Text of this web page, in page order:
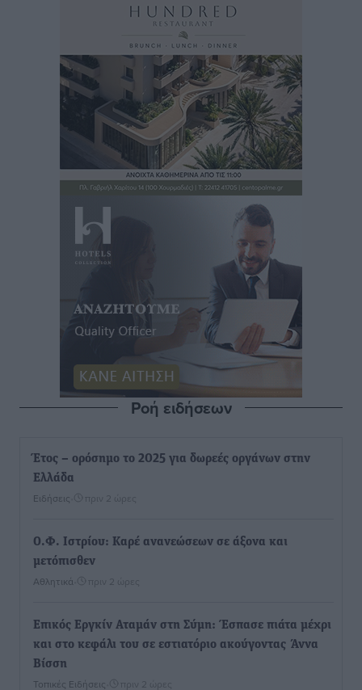
Ροή ειδήσεων
Έτος – ορόσημο το 2025 για δωρεές οργάνων στην
Ελλάδα
Ειδήσεις πριν 2 ώρες
Ο.Φ. Ιστρίου: Καρέ ανανεώσεων σε άξονα και
μετόπισθεν
Αθλητικά πριν 2 ώρες
Επικός Εργκίν Αταμάν στη Σύμη: Έσπασε πιάτα μέχρι
και στο κεφάλι του σε εστιατόριο ακούγοντας Άννα
Βίσση
Τοπικές Ειδήσεις πριν 2 ώρες